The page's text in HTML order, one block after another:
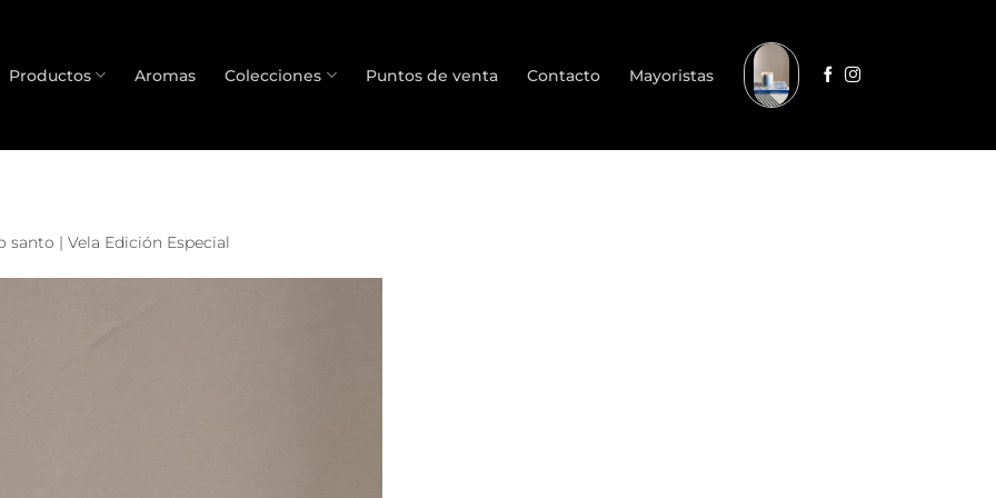
Productos Aromas Colecciones Puntos de venta Contacto Mayoristas
santo | Vela Edición Especial